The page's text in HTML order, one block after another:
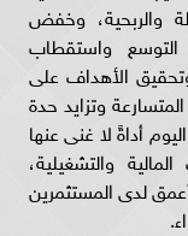
والربحية، وخفض
واستقطاب
الأهداف على
وتزايد حدة
أداةً لا غنى عنها
والتشغيلية،
أعمق لدى المستثمرين